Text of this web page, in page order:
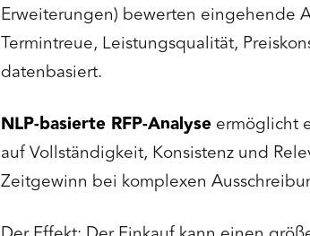
Erweiterungen) bewerten eingehende
Termintreue, Leistungsqualität,
datenbasiert.
NLP-basierte RFP-Analyse ermöglicht
auf Vollständigkeit, Konsistenz und
Zeitgewinn bei komplexen